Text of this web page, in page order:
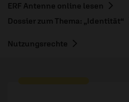
ERF Antenne online lesen
Dossier zum Thema: „Identität“
Nutzungsrechte